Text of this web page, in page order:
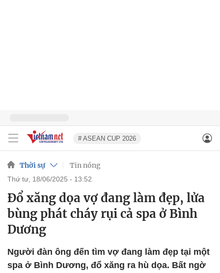
# ASEAN CUP 2026
Thời sự Tin nóng
thứ tư, 18/06/2025 - 13:52
Đổ xăng dọa vợ đang làm đẹp, lửa
bùng phát cháy rụi cả spa ở Bình
Dương
Người đàn ông đến tìm vợ đang làm đẹp tại một
spa ở Bình Dương, đổ xăng ra hù dọa. Bất ngờ